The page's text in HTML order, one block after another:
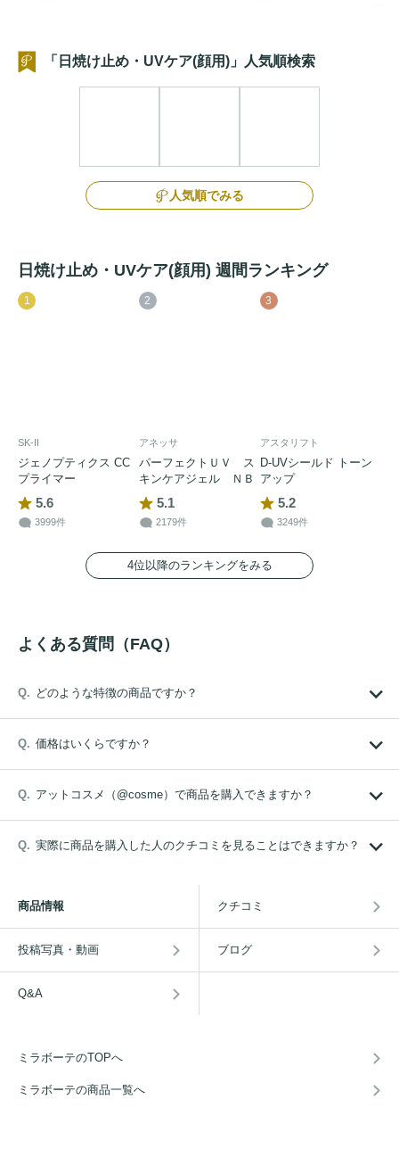
「日焼け止め・UVケア(顔用)」人気順検索
人気順でみる
日焼け止め・UVケア(顔用) 週間ランキング
1
SK-II
ジェノプティクス CC
プライマー
5.6
3999件
2
アネッサ
パーフェクトＵＶ ス
キンケアジェル ＮＢ
5.1
2179件
3
アスタリフト
D-UVシールド トーン
アップ
5.2
3249件
4位以降のランキングをみる
よくある質問（FAQ）
どのような特徴の商品ですか？
価格はいくらですか？
アットコスメ（@cosme）で商品を購入できますか？
実際に商品を購入した人のクチコミを見ることはできますか？
商品情報 クチコミ
投稿写真・動画 ブログ
Q&A
ミラボーテのTOPへ
ミラボーテの商品一覧へ